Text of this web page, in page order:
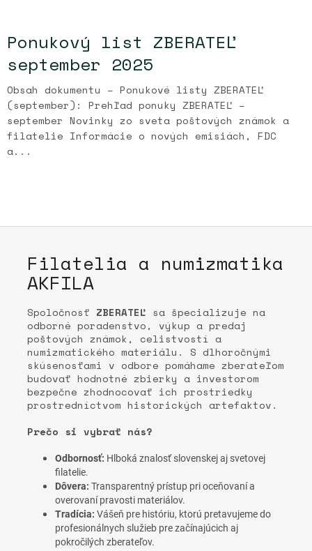
Ponukový list ZBERATEĽ
september 2025
Obsah dokumentu – Ponukové listy ZBERATEĽ
(september): Prehľad ponuky ZBERATEĽ –
september Novinky zo sveta poštových známok a
filatelie Informácie o nových emisiách, FDC
a...
Filatelia a numizmatika
AKFILA
Spoločnosť ZBERATEĽ sa špecializuje na
odborné poradenstvo, výkup a predaj
poštových známok, celistvostí a
numizmatického materiálu. S dlhoročnými
skúsenosťami v odbore pomáhame zberateľom
budovať hodnotné zbierky a investorom
bezpečne zhodnocovať ich prostriedky
prostredníctvom historických artefaktov.
Prečo si vybrať nás?
Odbornosť: Hlboká znalosť slovenskej aj svetovej
filatelie.
Dôvera: Transparentný prístup pri oceňovaní a
overovaní pravosti materiálov.
Tradícia: Vášeň pre históriu, ktorú pretavujeme do
profesionálnych služieb pre začínajúcich aj
pokročilých zberateľov.